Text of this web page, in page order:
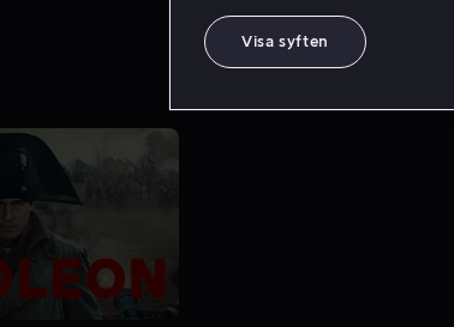
Visa syften